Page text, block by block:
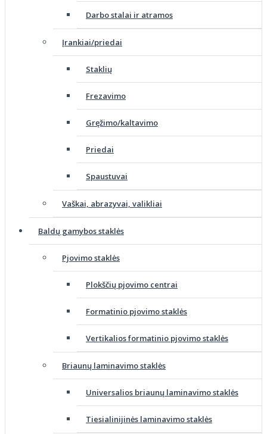
Darbo stalai ir atramos
Įrankiai/priedai
Staklių
Frezavimo
Gręžimo/kaltavimo
Priedai
Spaustuvai
Vaškai, abrazyvai, valikliai
Baldų gamybos staklės
Pjovimo staklės
Plokščių pjovimo centrai
Formatinio pjovimo staklės
Vertikalios formatinio pjovimo staklės
Briaunų laminavimo staklės
Universalios briaunų laminavimo staklės
Tiesialinijinės laminavimo staklės